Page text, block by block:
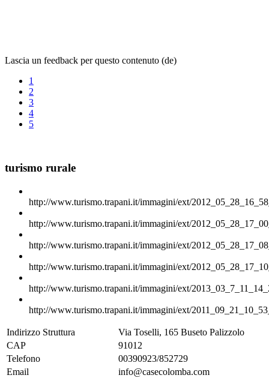
Lascia un feedback per questo contenuto (de)
1
2
3
4
5
turismo rurale
http://www.turismo.trapani.it/immagini/ext/
http://www.turismo.trapani.it/immagini/ext/
http://www.turismo.trapani.it/immagini/ext/
http://www.turismo.trapani.it/immagini/ext/
http://www.turismo.trapani.it/immagini/ext/
http://www.turismo.trapani.it/immagini/ext/
Indirizzo Struttura
Via Toselli, 165 Buseto Palizzolo
CAP
91012
Telefono
00390923/852729
Email
info@casecolomba.com